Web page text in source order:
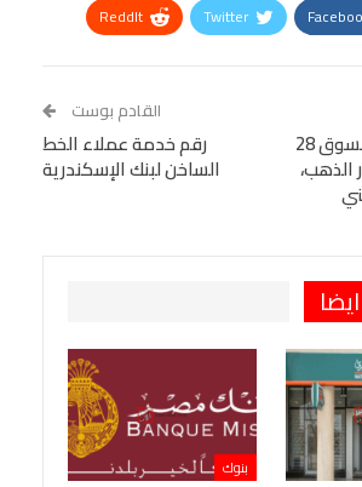
Twitter
ReddIt
StumbleUpon
VK
LINE
BlackBerry
Viber
أسعار الذهب في السوق 28
الذهب،
القادم بوست
رقم خدمة عملاء الخط
الساخن لبنك الإسكندرية
بنوك